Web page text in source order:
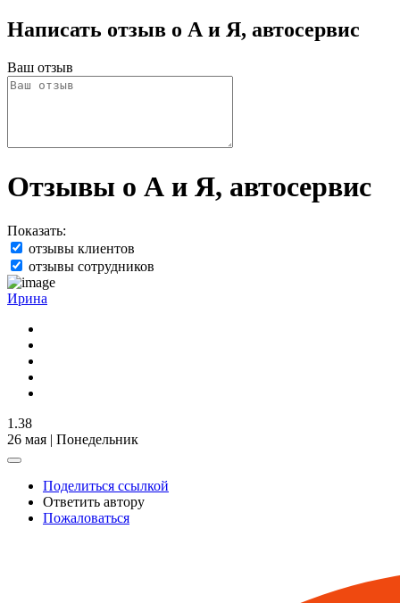
Написать отзыв о А и Я, автосервис
Ваш отзыв
Отзывы о А и Я, автосервис
Показать:
отзывы клиентов
отзывы сотрудников
Ирина
1.38
26 мая | Понедельник
Поделиться ссылкой
Ответить автору
Пожаловаться